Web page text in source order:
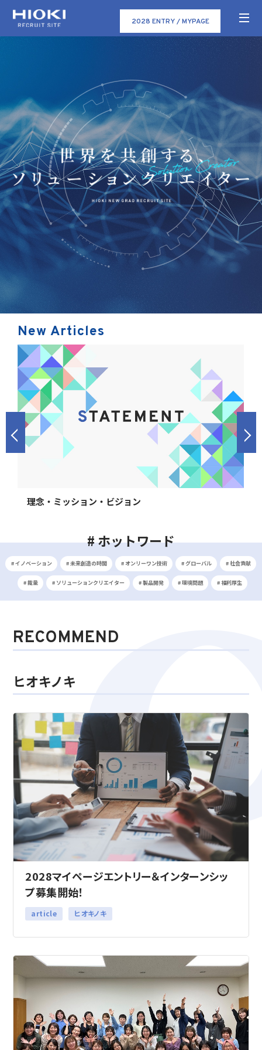
2028 ENTRY / MYPAGE
New Articles
理念・ミッション・ビジョン
# ホットワード
# イノベーション # 未来創造の時間 # オンリーワン技術 # グローバル # 社会貢献
# 裁量 # ソリューションクリエイター # 製品開発 # 環境問題 # 福利厚生
RECOMMEND
ヒオキノキ
2028マイページエントリー＆インターンシッ
プ募集開始！
article ヒオキノキ